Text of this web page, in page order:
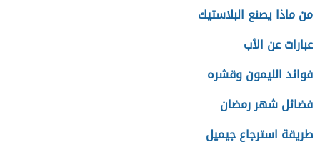
من ماذا يصنع البلاستيك
عبارات عن الأب
فوائد الليمون وقشره
فضائل شهر رمضان
طريقة استرجاع جيميل